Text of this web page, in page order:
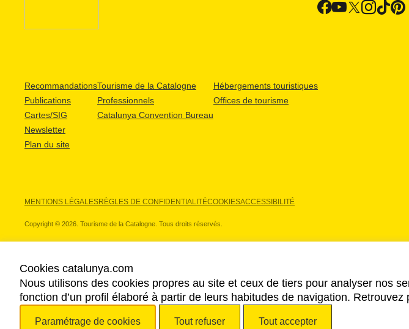
Recommandations
Publications
Cartes/SIG
Newsletter
Plan du site
Tourisme de la Catalogne
Professionnels
Catalunya Convention Bureau
Hébergements touristiques
Offices de tourisme
MENTIONS LÉGALESRÈGLES DE CONFIDENTIALITÉCOOKIESACCESSIBILITÉ
Copyright © 2026. Tourisme de la Catalogne. Tous droits réservés.
NOS PARTENAIRES
Cookies catalunya.com
Nous utilisons des cookies propres au site et ceux de tiers pour analyser nos
fonction d’un profil élaboré à partir de leurs habitudes de navigation. Retrouvez
Paramétrage de cookies Tout refuser Tout accepter